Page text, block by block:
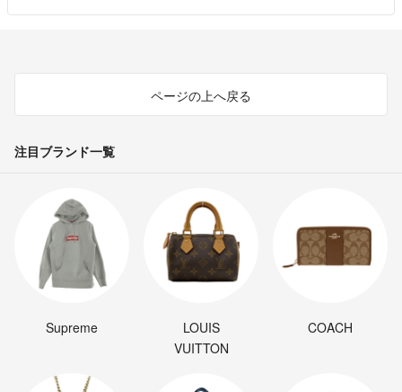
ページの上へ戻る
注目ブランド一覧
Supreme
LOUIS
VUITTON
COACH